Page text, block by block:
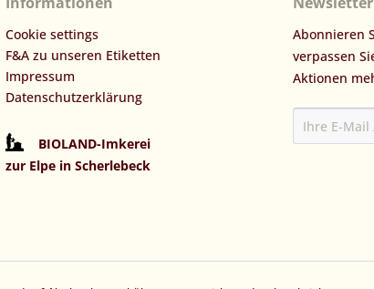
Cookie settings
F&A zu unseren Etiketten
Impressum
Datenschutzerklärung
BIOLAND-Imkerei
zur Elpe in Scherlebeck
Abonnieren
verpassen
Aktionen